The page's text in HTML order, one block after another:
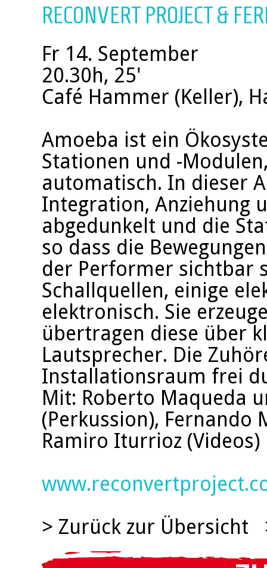
RECONVERT PROJECT &
Fr 14. September
20.30h, 25'
Café Hammer (Keller),
Amoeba ist ein
Stationen und -
automatisch. In dieser
Integration, Anziehung
abgedunkelt und die
so dass die
der Performer sichtbar
Schallquellen, einige
elektronisch. Sie
übertragen diese über
Lautsprecher. Die
Installationsraum frei
Mit: Roberto Maqueda
(Perkussion), Fernando
Ramiro Iturrioz (Videos)
> Zurück zur